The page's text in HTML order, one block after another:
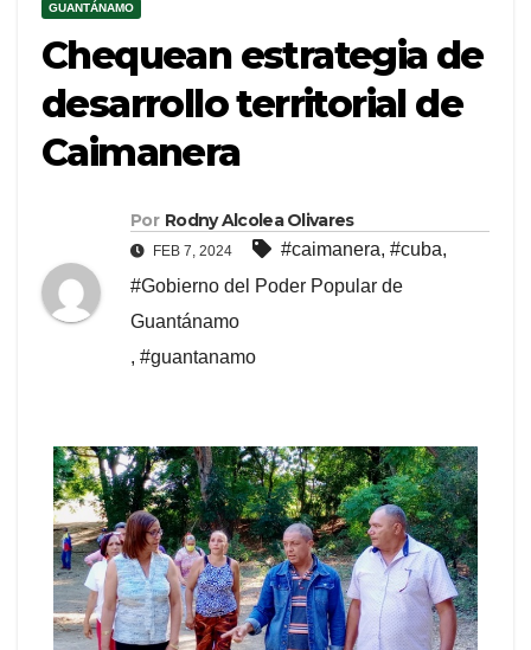
GUANTÁNAMO
Chequean estrategia de
desarrollo territorial de
Caimanera
Por Rodny Alcolea Olivares
FEB 7, 2024 #caimanera, #cuba,
#Gobierno del Poder Popular de
Guantánamo
, #guantanamo